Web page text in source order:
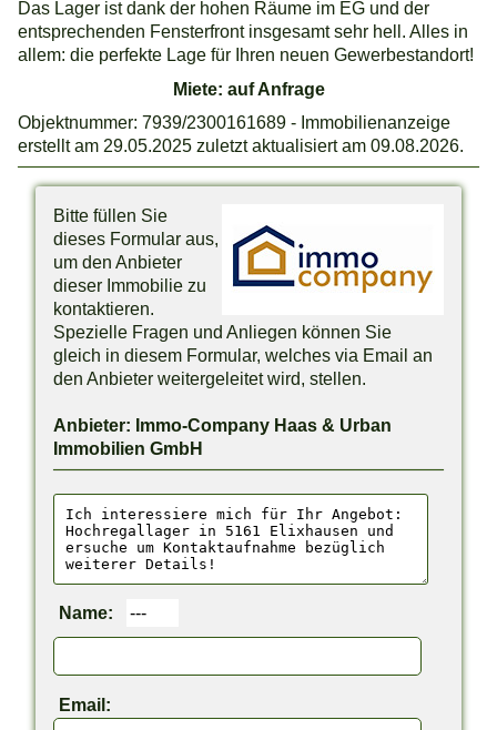
Das Lager ist dank der hohen Räume im EG und der
entsprechenden Fensterfront insgesamt sehr hell. Alles in
allem: die perfekte Lage für Ihren neuen Gewerbestandort!
Miete: auf Anfrage
Objektnummer: 7939/2300161689 - Immobilienanzeige
erstellt am 29.05.2025 zuletzt aktualisiert am 09.08.2026.
Bitte füllen Sie
dieses Formular aus,
um den Anbieter
dieser Immobilie zu
kontaktieren.
Spezielle Fragen und Anliegen können Sie
gleich in diesem Formular, welches via Email an
den Anbieter weitergeleitet wird, stellen.
Anbieter: Immo-Company Haas & Urban
Immobilien GmbH
Name:
Email: